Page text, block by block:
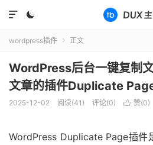


wordpress插件  正文
WordPress后台一键复制
文章的插件Duplicate
2025-12-02 阅读(41 ) 评论(0)  赞(0)
WordPress Duplicate Page插件